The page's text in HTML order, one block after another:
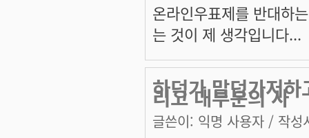
온라인우표제를 반대하
는 것이 제 생각입니다...
하덩가 말덩가저
리고 대부분의 사
글쓴이: 익명 사용자 / 작성